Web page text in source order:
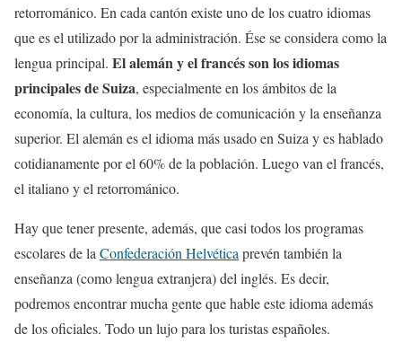
retorrománico. En cada cantón existe uno de los cuatro idiomas
que es el utilizado por la administración. Ése se considera como la
lengua principal. El alemán y el francés son los idiomas
principales de Suiza, especialmente en los ámbitos de la
economía, la cultura, los medios de comunicación y la enseñanza
superior. El alemán es el idioma más usado en Suiza y es hablado
cotidianamente por el 60% de la población. Luego van el francés,
el italiano y el retorrománico.
Hay que tener presente, además, que casi todos los programas
escolares de la Confederación Helvética prevén también la
enseñanza (como lengua extranjera) del inglés. Es decir,
podremos encontrar mucha gente que hable este idioma además
de los oficiales. Todo un lujo para los turistas españoles.